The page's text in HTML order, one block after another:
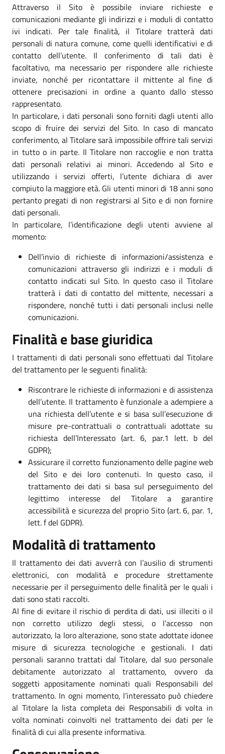
Attraverso il Sito è possibile inviare richieste e
comunicazioni mediante gli indirizzi e i moduli di contatto
ivi indicati. Per tale finalità, il Titolare tratterà dati
personali di natura comune, come quelli identificativi e di
contatto dell’utente. Il conferimento di tali dati è
facoltativo, ma necessario per rispondere alle richieste
inviate, nonché per ricontattare il mittente al fine di
ottenere precisazioni in ordine a quanto dallo stesso
rappresentato.
In particolare, i dati personali sono forniti dagli utenti allo
scopo di fruire dei servizi del Sito. In caso di mancato
conferimento, al Titolare sarà impossibile offrire tali servizi
in tutto o in parte. Il Titolare non raccoglie e non tratta
dati personali relativi ai minori. Accedendo al Sito e
utilizzando i servizi offerti, l’utente dichiara di aver
compiuto la maggiore età. Gli utenti minori di 18 anni sono
pertanto pregati di non registrarsi al Sito e di non fornire
dati personali.
In particolare, l’identificazione degli utenti avviene al
momento:
Dell’invio di richieste di informazioni/assistenza e
comunicazioni attraverso gli indirizzi e i moduli di
contatto indicati sul Sito. In questo caso il Titolare
tratterà i dati di contatto del mittente, necessari a
rispondere, nonché tutti i dati personali inclusi nelle
comunicazioni.
Finalità e base giuridica
I trattamenti di dati personali sono effettuati dal Titolare
del trattamento per le seguenti finalità:
Riscontrare le richieste di informazioni e di assistenza
dell’utente. Il trattamento è funzionale a adempiere a
una richiesta dell’utente e si basa sull’esecuzione di
misure pre-contrattuali o contrattuali adottate su
richiesta dell’Interessato (art. 6, par.1 lett. b del
GDPR);
Assicurare il corretto funzionamento delle pagine web
del Sito e dei loro contenuti. In questo caso, il
trattamento dei dati si basa sul perseguimento del
legittimo interesse del Titolare a garantire
accessibilità e sicurezza del proprio Sito (art. 6, par. 1,
lett. f del GDPR).
Modalità di trattamento
Il trattamento dei dati avverrà con l’ausilio di strumenti
elettronici, con modalità e procedure strettamente
necessarie per il perseguimento delle finalità per le quali i
dati sono stati raccolti.
Al fine di evitare il rischio di perdita di dati, usi illeciti o il
non corretto utilizzo degli stessi, o l’accesso non
autorizzato, la loro alterazione, sono state adottate idonee
misure di sicurezza tecnologiche e gestionali. I dati
personali saranno trattati dal Titolare, dal suo personale
debitamente autorizzato al trattamento, ovvero da
soggetti appositamente nominati quali Responsabili del
trattamento. In ogni momento, l’interessato può chiedere
al Titolare la lista completa dei Responsabili di volta in
volta nominati coinvolti nel trattamento dei dati per le
finalità di cui alla presente informativa.